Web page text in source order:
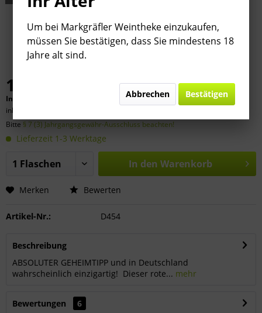
17,50 € *
Inhalt:
inkl. MwSt.
Bitte § 7 (3) Jahrgangsgewähr-Ausschluss beachten!
Lieferzeit 1-3 Werktage
In den Warenkorb
Merken Bewerten
Artikel-Nr.: D454
Beschreibung
ABSOLUTER GEHEIMTIPP und in Deutschland
wahrscheinlich einzigartig! Dieser rote... mehr
Bewertungen
6
Um bei Markgräfler Weintheke einzukaufen,
müssen Sie bestätigen, dass Sie mindestens 18
Jahre alt sind.
Abbrechen Bestätigen